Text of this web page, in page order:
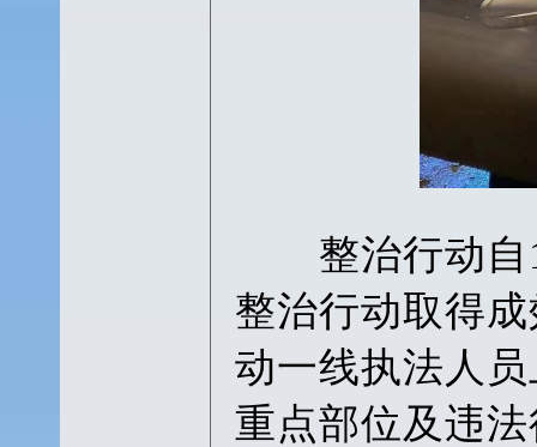
整治行动自
整治行动取得
动一线执法人
重点部位及违